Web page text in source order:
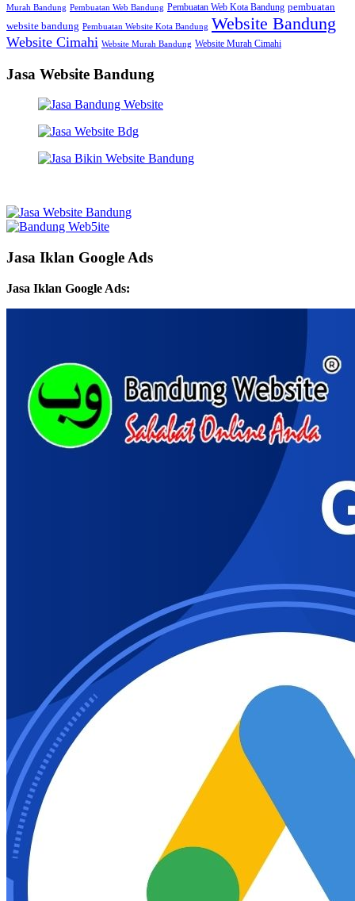
Murah Bandung Pembuatan Web Bandung Pembuatan Web Kota Bandung pembuatan
website bandung Pembuatan Website Kota Bandung Website Bandung
Website Cimahi Website Murah Bandung Website Murah Cimahi
Jasa Website Bandung
Jasa Iklan Google Ads
Jasa Iklan Google Ads: